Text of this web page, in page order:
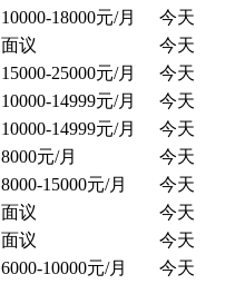
10000-18000元/月
今天
面议
今天
15000-25000元/月
今天
10000-14999元/月
今天
10000-14999元/月
今天
8000元/月
今天
8000-15000元/月
今天
面议
今天
面议
今天
6000-10000元/月
今天